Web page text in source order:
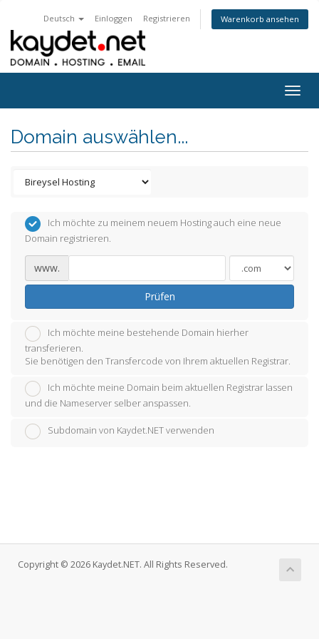
Deutsch Einloggen Registrieren Warenkorb ansehen
Domain auswählen...
Ich möchte zu meinem neuem Hosting auch eine neue
Domain registrieren.
www.
Prüfen
Ich möchte meine bestehende Domain hierher
transferieren.
Sie benötigen den Transfercode von Ihrem aktuellen Registrar.
Ich möchte meine Domain beim aktuellen Registrar lassen
und die Nameserver selber anspassen.
Subdomain von Kaydet.NET verwenden
Copyright © 2026 Kaydet.NET. All Rights Reserved.